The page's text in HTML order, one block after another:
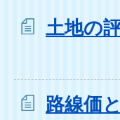
土地の
路線価